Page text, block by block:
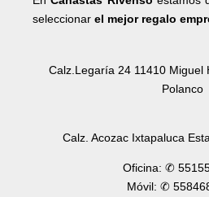
seleccionar el mejor regalo
Calz.Legaría 24 11410 Miguel
Polanco
Calz. Acozac Ixtapaluca
Oficina: ✆
Móvil: ✆